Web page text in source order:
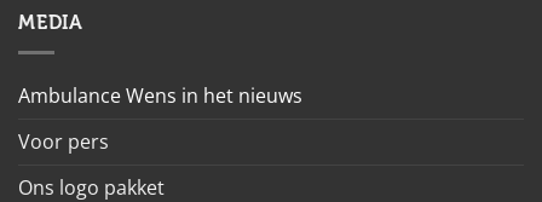
MEDIA
Ambulance Wens in het nieuws
Voor pers
Ons logo pakket